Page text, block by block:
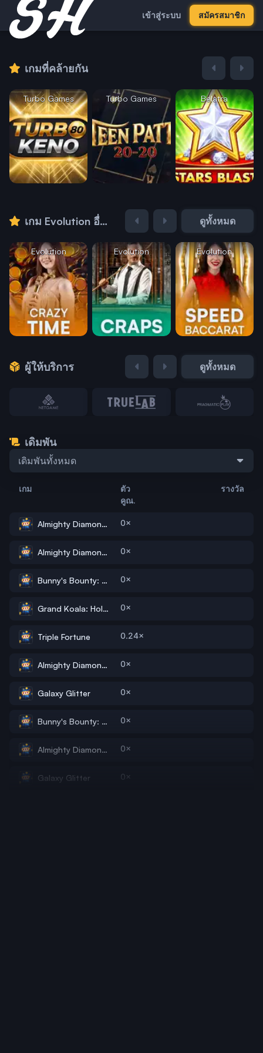
เข้าสู่ระบบ สมัครสมาชิก
เกมที่คล้ายกัน
Turbo Games Turbo Games Belatra
เกม Evolution อื่นๆ ดูทั้งหมด
Evolution Evolution Evolution
ผู้ให้บริการ ดูทั้งหมด
เดิมพัน
เดิมพันทั้งหมด
เกม
ตัว
คูณ.
รางวัล
Almighty Diamonds: Hold 'N' Link 0×
Almighty Diamonds: Hold 'N' Link 0×
Bunny's Bounty: Hold`n`Link 0×
Grand Koala: Hold ‘N’ Link 0×
Triple Fortune 0.24×
Almighty Diamonds: Hold 'N' Link 0×
Galaxy Glitter 0×
Bunny's Bounty: Hold`n`Link 0×
Almighty Diamonds: Hold 'N' Link 0×
Galaxy Glitter 0×